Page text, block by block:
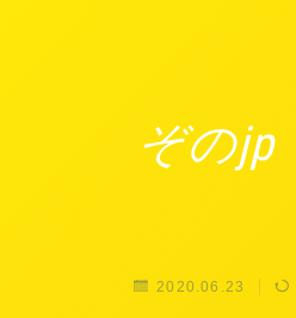
ぞのjp
2020.06.23